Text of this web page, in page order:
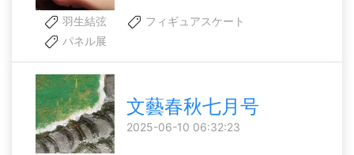
羽生結弦
フィギュアスケート
パネル展
文藝春秋七月号
2025-06-10 06:32:23